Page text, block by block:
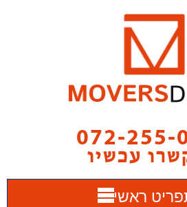
072-255-
עכשיו
ראשי